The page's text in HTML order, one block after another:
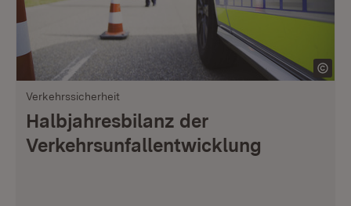
Verkehrssicherheit
Halbjahresbilanz der
Verkehrsunfallentwicklung